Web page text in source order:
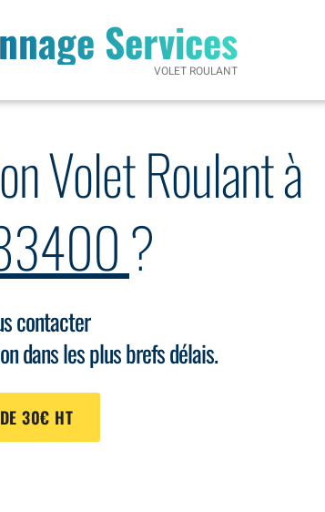
Services
VOLET ROULANT
Volet Roulant à
?
contacter
dans les plus brefs délais.
30€ HT